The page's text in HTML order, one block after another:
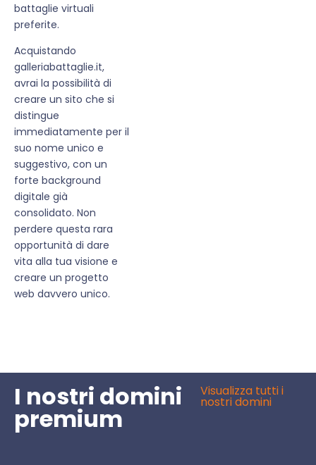
battaglie virtuali
preferite.
Acquistando
galleriabattaglie.it,
avrai la possibilità di
creare un sito che si
distingue
immediatamente per il
suo nome unico e
suggestivo, con un
forte background
digitale già
consolidato. Non
perdere questa rara
opportunità di dare
vita alla tua visione e
creare un progetto
web davvero unico.
I nostri domini
premium
Visualizza tutti i
nostri domini